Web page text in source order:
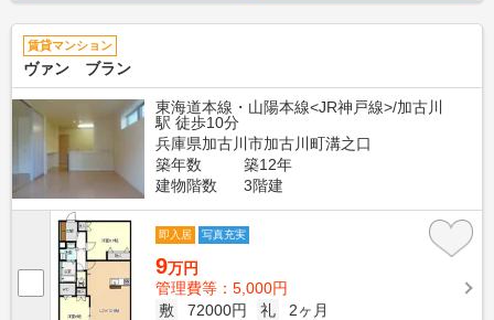
賃貸マンション
ヴァン ブラン
東海道本線・山陽本線<JR神戸線>/加古川
駅 徒歩10分
兵庫県加古川市加古川町溝之口
築年数
築12年
建物階数
3階建
即入居 写真充実
9万円
管理費等：5,000円
敷
72000円 礼
2ヶ月